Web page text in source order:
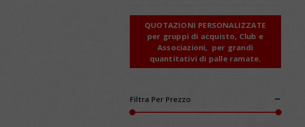
QUOTAZIONI PERSONALIZZATE
per gruppi di acquisto, Club e
Associazioni, per grandi
quantitativi di palle ramate.
Filtra Per Prezzo